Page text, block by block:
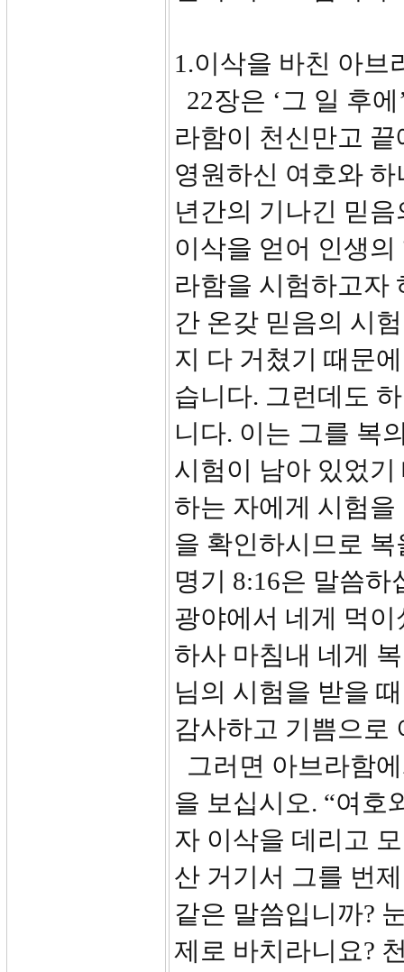
1.이삭을 바친 아브
22장은 ‘그 일 후
라함이 천신만고
영원하신 여호와
년간의 기나긴 믿
이삭을 얻어 인생
라함을 시험하고자
간 온갖 믿음의 시
지 다 거쳤기 때문
습니다. 그런데도
니다. 이는 그를 복
시험이 남아 있었
하는 자에게 시험
을 확인하시므로
명기 8:16은 말씀
광야에서 네게 먹
하사 마침내 네게
님의 시험을 받을
감사하고 기쁨으로
그러면 아브라함
을 보십시오. “여호
자 이삭을 데리고
산 거기서 그를 번
같은 말씀입니까?
제로 바치라니요?